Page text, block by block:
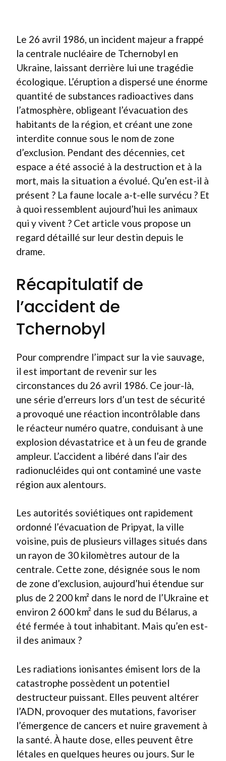
Le 26 avril 1986, un incident majeur a frappé
la centrale nucléaire de Tchernobyl en
Ukraine, laissant derrière lui une tragédie
écologique. L’éruption a dispersé une énorme
quantité de substances radioactives dans
l’atmosphère, obligeant l’évacuation des
habitants de la région, et créant une zone
interdite connue sous le nom de zone
d’exclusion. Pendant des décennies, cet
espace a été associé à la destruction et à la
mort, mais la situation a évolué. Qu’en est-il à
présent ? La faune locale a-t-elle survécu ? Et
à quoi ressemblent aujourd’hui les animaux
qui y vivent ? Cet article vous propose un
regard détaillé sur leur destin depuis le
drame.
Récapitulatif de
l’accident de
Tchernobyl
Pour comprendre l’impact sur la vie sauvage,
il est important de revenir sur les
circonstances du 26 avril 1986. Ce jour-là,
une série d’erreurs lors d’un test de sécurité
a provoqué une réaction incontrôlable dans
le réacteur numéro quatre, conduisant à une
explosion dévastatrice et à un feu de grande
ampleur. L’accident a libéré dans l’air des
radionucléides qui ont contaminé une vaste
région aux alentours.
Les autorités soviétiques ont rapidement
ordonné l’évacuation de Pripyat, la ville
voisine, puis de plusieurs villages situés dans
un rayon de 30 kilomètres autour de la
centrale. Cette zone, désignée sous le nom
de zone d’exclusion, aujourd’hui étendue sur
plus de 2 200 km² dans le nord de l’Ukraine et
environ 2 600 km² dans le sud du Bélarus, a
été fermée à tout inhabitant. Mais qu’en est-
il des animaux ?
Les radiations ionisantes émisent lors de la
catastrophe possèdent un potentiel
destructeur puissant. Elles peuvent altérer
l’ADN, provoquer des mutations, favoriser
l’émergence de cancers et nuire gravement à
la santé. À haute dose, elles peuvent être
létales en quelques heures ou jours. Sur le